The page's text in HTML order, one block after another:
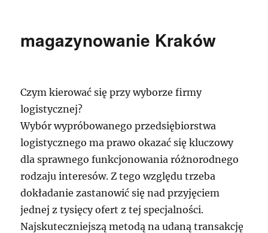
magazynowanie Kraków
Czym kierować się przy wyborze firmy
logistycznej?
Wybór wypróbowanego przedsiębiorstwa
logistycznego ma prawo okazać się kluczowy
dla sprawnego funkcjonowania różnorodnego
rodzaju interesów. Z tego względu trzeba
dokładanie zastanowić się nad przyjęciem
jednej z tysięcy ofert z tej specjalności.
Najskuteczniejszą metodą na udaną transakcję